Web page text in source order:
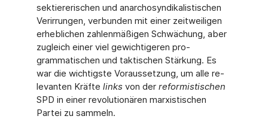
sektiererischen und anarchosyndikalistischen
Verirrungen, verbunden mit einer zeitweili­gen
erheblichen zahlenmäßigen Schwächung, aber
zugleich einer viel gewichtigeren pro­
grammatischen und taktischen Stärkung. Es
war die wichtigste Voraussetzung, um alle re­
levanten Kräfte links von der reformistischen
SPD in einer revolutionären marxistischen
Partei zu sammeln.